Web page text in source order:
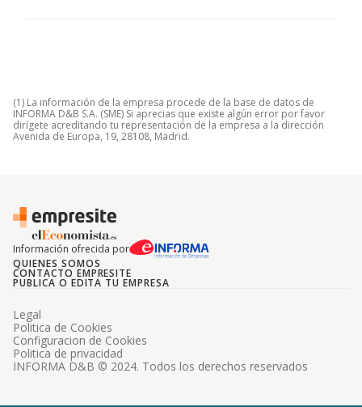
(1) La información de la empresa procede de la base de datos de
INFORMA D&B S.A. (SME) Si aprecias que existe algún error por favor
dirígete acreditando tu representación de la empresa a la dirección
Avenida de Europa, 19, 28108, Madrid.
Información ofrecida por
QUIENES SOMOS
CONTACTO EMPRESITE
PUBLICA O EDITA TU EMPRESA
INFORMA D&B © 2024. Todos los derechos reservados
Legal
Politica de Cookies
Configuracion de Cookies
Politica de privacidad